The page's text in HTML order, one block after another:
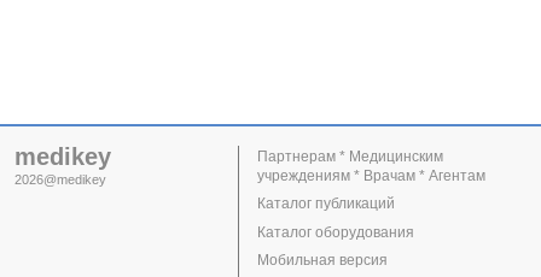
medikey
2026@medikey
Партнерам * Медицинским
учреждениям * Врачам * Агентам
Каталог публикаций
Каталог оборудования
Мобильная версия